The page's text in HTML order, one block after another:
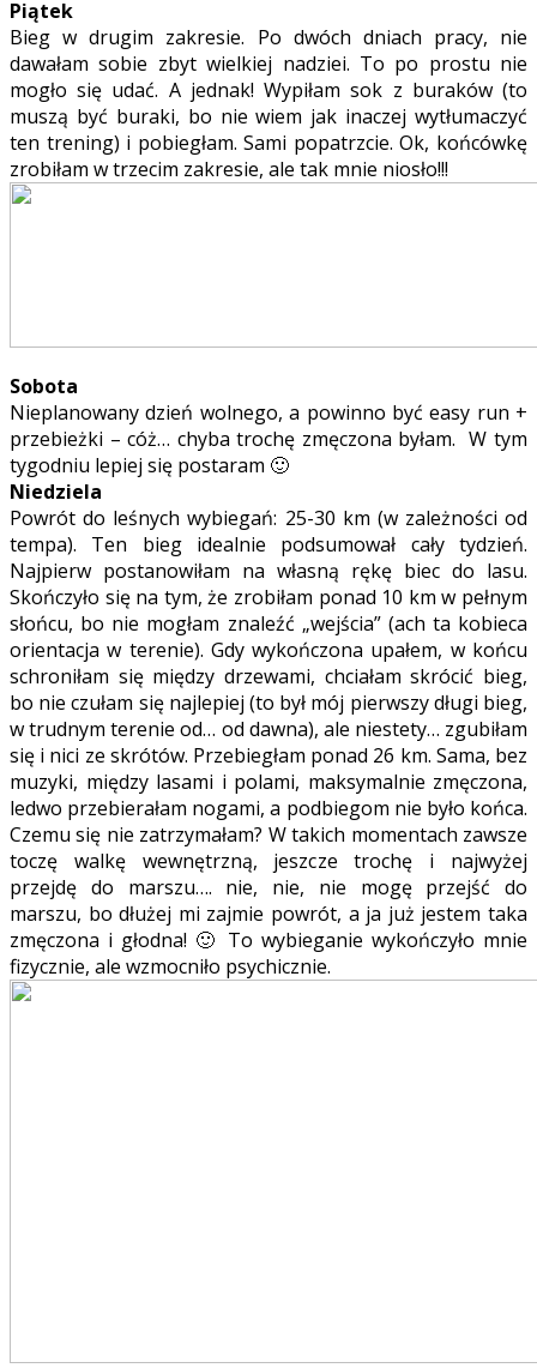
Piątek
Bieg w drugim zakresie. Po dwóch dniach pracy, nie
dawałam sobie zbyt wielkiej nadziei. To po prostu nie
mogło się udać. A jednak! Wypiłam sok z buraków (to
muszą być buraki, bo nie wiem jak inaczej wytłumaczyć
ten trening) i pobiegłam. Sami popatrzcie. Ok, końcówkę
zrobiłam w trzecim zakresie, ale tak mnie niosło!!!
Sobota
Nieplanowany dzień wolnego, a powinno być easy run +
przebieżki – cóż… chyba trochę zmęczona byłam. W tym
tygodniu lepiej się postaram 🙂
Niedziela
Powrót do leśnych wybiegań: 25-30 km (w zależności od
tempa). Ten bieg idealnie podsumował cały tydzień.
Najpierw postanowiłam na własną rękę biec do lasu.
Skończyło się na tym, że zrobiłam ponad 10 km w pełnym
słońcu, bo nie mogłam znaleźć „wejścia” (ach ta kobieca
orientacja w terenie). Gdy wykończona upałem, w końcu
schroniłam się między drzewami, chciałam skrócić bieg,
bo nie czułam się najlepiej (to był mój pierwszy długi bieg,
w trudnym terenie od… od dawna), ale niestety… zgubiłam
się i nici ze skrótów. Przebiegłam ponad 26 km. Sama, bez
muzyki, między lasami i polami, maksymalnie zmęczona,
ledwo przebierałam nogami, a podbiegom nie było końca.
Czemu się nie zatrzymałam? W takich momentach zawsze
toczę walkę wewnętrzną, jeszcze trochę i najwyżej
przejdę do marszu…. nie, nie, nie mogę przejść do
marszu, bo dłużej mi zajmie powrót, a ja już jestem taka
zmęczona i głodna! 🙂 To wybieganie wykończyło mnie
fizycznie, ale wzmocniło psychicznie.